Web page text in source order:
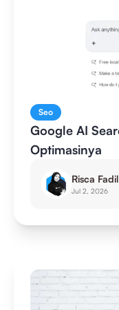
Seo
Google AI
Optimasinya
Risca
Jul 2, 2026